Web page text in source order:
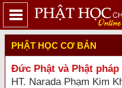
PHẬT HỌC CƠ BẢN
Đức Phật và Phật pháp
HT. Narada Phạm Kim